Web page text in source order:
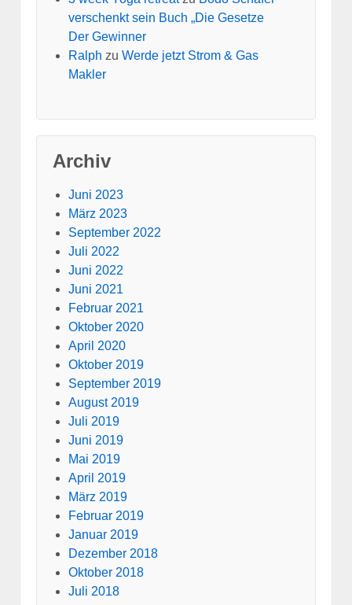
verschenkt sein Buch „Die Gesetze
Der Gewinner
Ralph zu Werde jetzt Strom & Gas
Makler
Archiv
Juni 2023
März 2023
September 2022
Juli 2022
Juni 2022
Juni 2021
Februar 2021
Oktober 2020
April 2020
Oktober 2019
September 2019
August 2019
Juli 2019
Juni 2019
Mai 2019
April 2019
März 2019
Februar 2019
Januar 2019
Dezember 2018
Oktober 2018
Juli 2018